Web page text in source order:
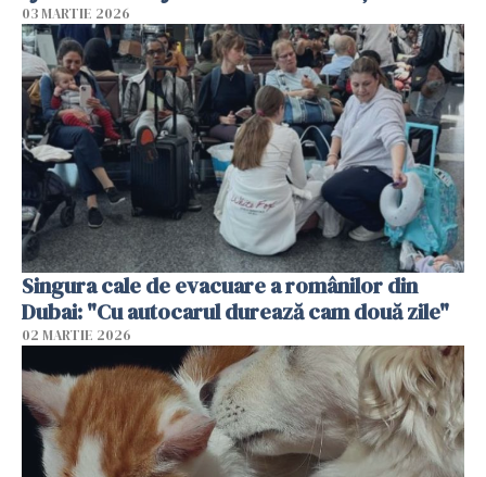
03 MARTIE 2026
Singura cale de evacuare a românilor din
Dubai: "Cu autocarul durează cam două zile"
02 MARTIE 2026